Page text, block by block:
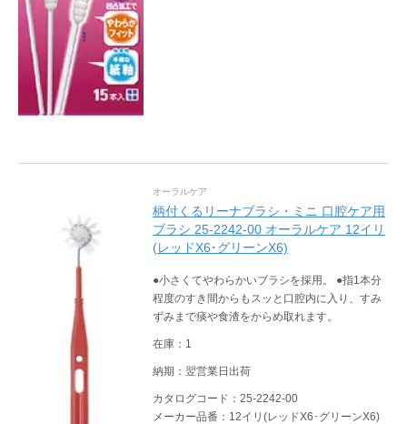
オーラルケア
柄付くるリーナブラシ・ミニ 口腔ケア用
ブラシ 25-2242-00 オーラルケア 12イリ
(レッドX6･グリーンX6)
●小さくてやわらかいブラシを採用。 ●指1本分
程度のすき間からもスッと口腔内に入り、すみ
ずみまで痰や食渣をからめ取れます。
在庫：1
納期：翌営業日出荷
カタログコード：25-2242-00
メーカー品番：12イリ(レッドX6･グリーンX6)